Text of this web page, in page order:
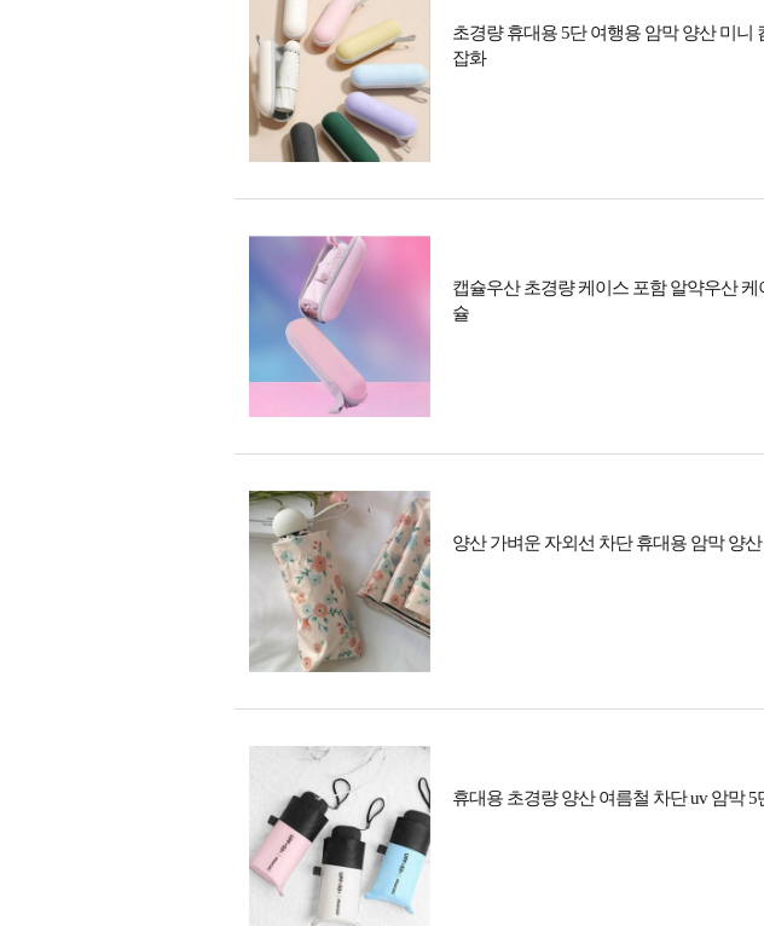
초경량 휴대용 5단 여행용 암막 양산 미니
잡화
캡슐우산 초경량 케이스 포함 알약우산
슐
양산 가벼운 자외선 차단 휴대용 암막 양
휴대용 초경량 양산 여름철 차단 uv 암막 5